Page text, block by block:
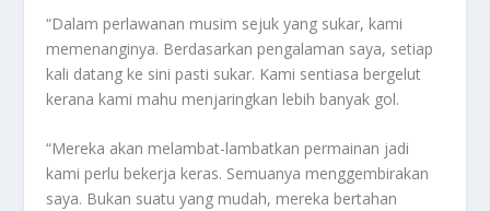
“Dalam perlawanan musim sejuk yang sukar, kami
memenanginya. Berdasarkan pengalaman saya, setiap
kali datang ke sini pasti sukar. Kami sentiasa bergelut
kerana kami mahu menjaringkan lebih banyak gol.
“Mereka akan melambat-lambatkan permainan jadi
kami perlu bekerja keras. Semuanya menggembirakan
saya. Bukan suatu yang mudah, mereka bertahan